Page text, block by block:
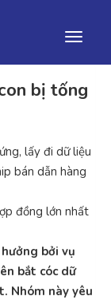
bị tống
lấy đi dữ liệu
bán dẫn hàng
đồng lớn nhất
bởi vụ
bắt cóc dữ
Nhóm này yêu